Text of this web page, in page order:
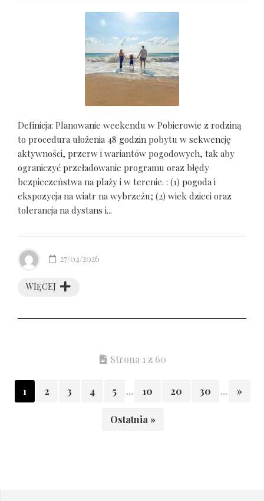
Definicja: Planowanie weekendu w Pobierowie z rodziną
to procedura ułożenia 48 godzin pobytu w sekwencję
aktywności, przerw i wariantów pogodowych, tak aby
ograniczyć przeładowanie programu oraz błędy
bezpieczeństwa na plaży i w terenie. : (1) pogoda i
ekspozycja na wiatr na wybrzeżu; (2) wiek dzieci oraz
tolerancja na dystans i...
WIĘCEJ
27/04/2026
Strona 1 z 60
1 2 3 4 5 ... 10 20 30 ... »
Ostatnia »